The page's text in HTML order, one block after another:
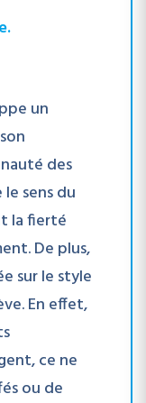
un
des
sens du
la fierté
De plus,
sur le style
En effet,
ce ne
ou de